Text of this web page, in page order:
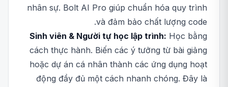
nhân sự. Bolt AI Pro giúp chuẩn hóa quy trình
và đảm bảo chất lượng code.
Sinh viên & Người tự học lập trình: Học bằng
cách thực hành. Biến các ý tưởng từ bài giảng
hoặc dự án cá nhân thành các ứng dụng hoạt
động đầy đủ một cách nhanh chóng. Đây là